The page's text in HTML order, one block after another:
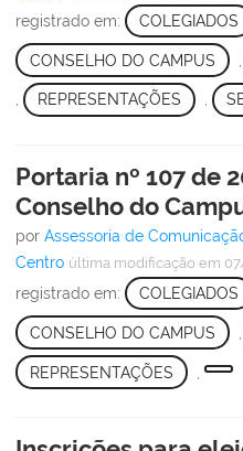
registrado em: COLEGIADOS
CONSELHO DO CAMPUS
, REPRESENTAÇÕES ,
Portaria nº 107 de
Conselho do
por Assessoria de
Centro última modificação em
registrado em: COLEGIADOS
CONSELHO DO CAMPUS
REPRESENTAÇÕES